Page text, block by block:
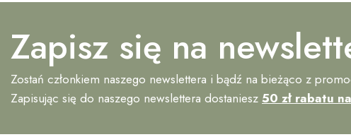
Zapisz się na
Zostań członkiem naszego newslettera i bądź na bieżąco z
Zapisując się do naszego newslettera dostaniesz 50 zł rabatu